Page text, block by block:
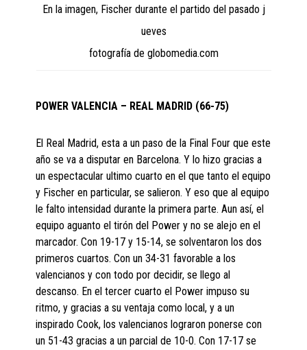
En la imagen, Fischer durante el partido del pasado j
ueves
fotografía de globomedia.com
POWER VALENCIA – REAL MADRID (66-75)
El Real Madrid, esta a un paso de la Final Four que este
año se va a disputar en Barcelona. Y lo hizo gracias a
un espectacular ultimo cuarto en el que tanto el equipo
y Fischer en particular, se salieron. Y eso que al equipo
le falto intensidad durante la primera parte. Aun así, el
equipo aguanto el tirón del Power y no se alejo en el
marcador. Con 19-17 y 15-14, se solventaron los dos
primeros cuartos. Con un 34-31 favorable a los
valencianos y con todo por decidir, se llego al
descanso. En el tercer cuarto el Power impuso su
ritmo, y gracias a su ventaja como local, y a un
inspirado Cook, los valencianos lograron ponerse con
un 51-43 gracias a un parcial de 10-0. Con 17-17 se